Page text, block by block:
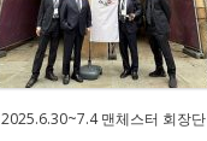
2025.6.30~7.4 맨체스터 회장단